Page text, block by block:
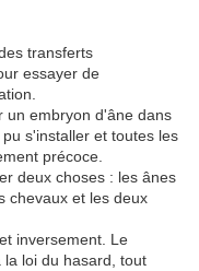
transferts
essayer de
un embryon d'âne dans
s'installer et toutes les
précoce.
deux choses : les ânes
chevaux et les deux
inversement. Le
loi du hasard, tout